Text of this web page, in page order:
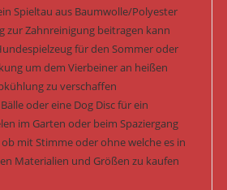
Spieltau aus Baumwolle/Polyester
zur Zahnreinigung beitragen kann
für den Sommer oder
um dem Vierbeiner an heißen
zu verschaffen
oder eine Dog Disc für ein
im Garten oder beim Spaziergang
mit Stimme oder ohne welche es in
Materialien und Größen zu kaufen